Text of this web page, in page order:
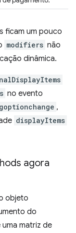
ficam um pouco
modifiers não
dinâmica.
no evento
,
displayItems
agora
objeto
do
uma matriz de